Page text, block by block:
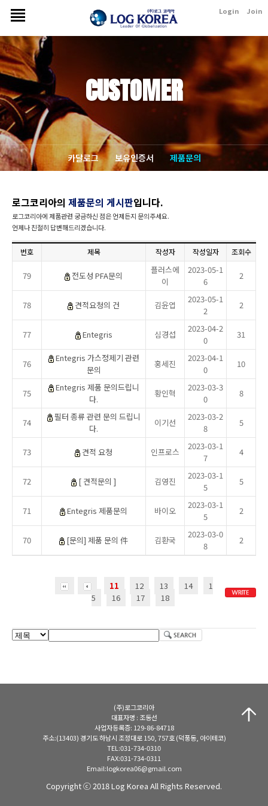
Login Join
CUSTOMER
카달로그 보유인증서 제품문의
로그코리아의 제품문의 게시판입니다.
로그코리아에 제품관련 궁금하신 점은 언제든지 문의주세요.
언제나 친절히 답변해드리겠습니다.
번호 제목 작성자 작성일자 조회수
79 전도성 PFA문의
플러스에
이
2023-05-1
6
2
78 견적요청의 건 김윤엽
2023-05-1
2
2
77 Entegris 심경섭
2023-04-2
0
31
76
Entegris 가스정제기 관련
문의
홍세진
2023-04-1
0
10
75
Entegris 제품 문의드립니
다.
황인혁
2023-03-3
0
8
74
필터 종류 관련 문의 드립니
다.
이기선
2023-03-2
8
5
73 견적 요청 인프로스
2023-03-1
7
4
72 [ 견적문의 ] 김영진
2023-03-1
5
5
71 Entegris 제품문의 바이오
2023-03-1
5
2
70 [문의] 제품 문의 件 김환국
2023-03-0
8
2
11 12 13 14
1
5
16 17 18
(주)로그코리아
대표자명 : 조동선
사업자등록증: 129-86-84718
주소:(13403) 경기도 하남시 조정대로 150, 757호 (덕풍동, 아이테코)
TEL:031-734-0310
FAX:031-734-0311
Email:logkorea06@gmail.com
Copyright ⓒ 2018 Log Korea All Rights Reserved.